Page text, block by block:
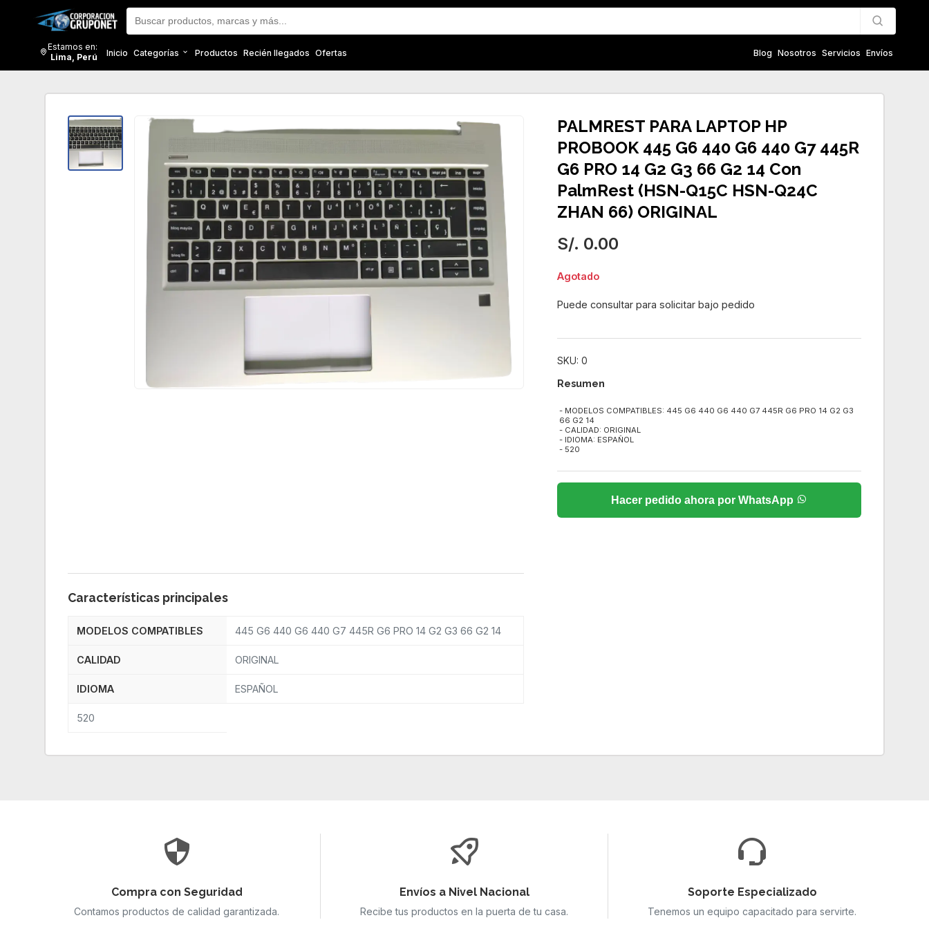
Estamos en:
Lima, Perú
Inicio Categorías Productos Recién llegados Ofertas Blog Nosotros Servicios Envíos
PALMREST PARA LAPTOP HP
PROBOOK 445 G6 440 G6 440 G7 445R
G6 PRO 14 G2 G3 66 G2 14 Con
PalmRest (HSN-Q15C HSN-Q24C
ZHAN 66) ORIGINAL
S/. 0.00
Agotado
Puede consultar para solicitar bajo pedido
SKU: 0
Resumen
- MODELOS COMPATIBLES: 445 G6 440 G6 440 G7 445R G6 PRO 14 G2 G3
66 G2 14
- CALIDAD: ORIGINAL
- IDIOMA: ESPAÑOL
- 520
Hacer pedido ahora por WhatsApp
Características principales
MODELOS COMPATIBLES 445 G6 440 G6 440 G7 445R G6 PRO 14 G2 G3 66 G2 14
CALIDAD ORIGINAL
IDIOMA ESPAÑOL
520
Compra con Seguridad
Contamos productos de calidad garantizada.
Envíos a Nivel Nacional
Recibe tus productos en la puerta de tu casa.
Soporte Especializado
Tenemos un equipo capacitado para servirte.